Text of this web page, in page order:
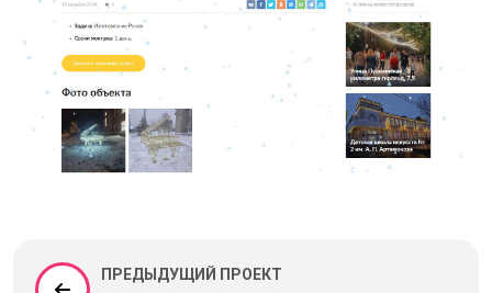
ПРЕДЫДУЩИЙ ПРОЕКТ